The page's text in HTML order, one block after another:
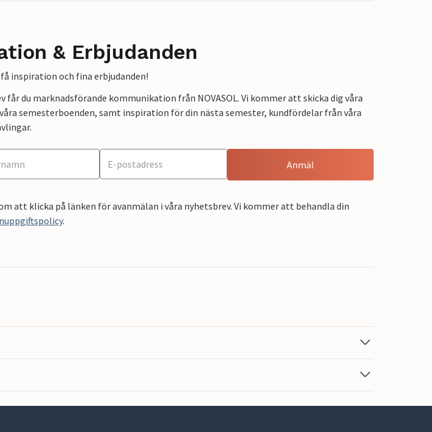
& Erbjudanden
inspiration och fina erbjudanden!
du marknadsförande kommunikation från NOVASOL. Vi kommer att skicka dig våra
semesterboenden, samt inspiration för din nästa semester, kundfördelar från våra
Anmäl
att klicka på länken för avanmälan i våra nyhetsbrev. Vi kommer att behandla din
.